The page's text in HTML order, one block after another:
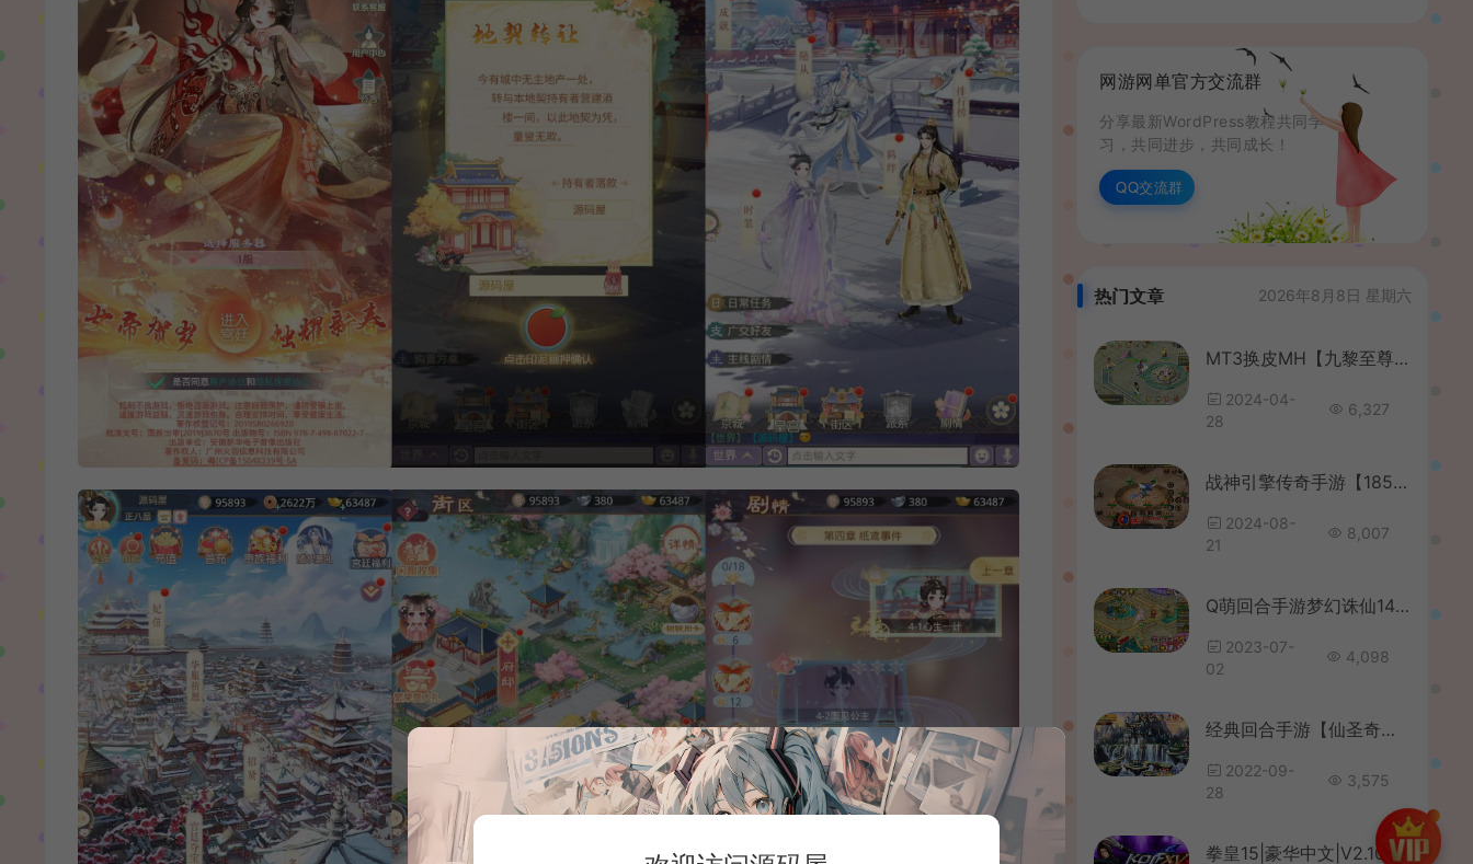
网游网单官方交流群
分享最新WordPress教程共同学
习，共同进步，共同成长！
QQ交流群
热门文章 2026年8月8日 星期六
MT3换皮MH【九黎至尊】最新整理Linux手工服务端+安卓苹果双端+GM后台+详细搭建教程+全套源码
2024-04-
28
6,327
战神引擎传奇手游【185热血帝王合击】最新整理单机一键即玩镜像端+Win系复古服务端+安卓苹果双端+GM后台+详细搭建教程
2024-08-
21
8,007
Q萌回合手游梦幻诛仙14职业【鸿蒙OL梦诛】最新整理Linux手工服务端+安卓苹果双端+GM后台+详细搭建教程
2023-07-
02
4,098
经典回合手游【仙圣奇缘】最新整理神仙道单机一键即玩镜像服务端+Linux手工外网端+安卓苹果端+GM后台+详细搭建教程
2022-09-
28
3,575
拳皇15|豪华中文|V2.10-追加新角色“堕珑”+全DLC+整合MOD|解压即撸|